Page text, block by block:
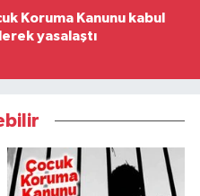
Koruma Kanunu kabul
yasalaştı